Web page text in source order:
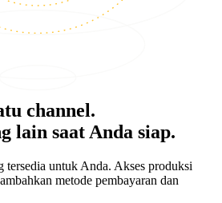
channel.
lain saat Anda siap.
tersedia untuk Anda. Akses produksi
metode pembayaran dan